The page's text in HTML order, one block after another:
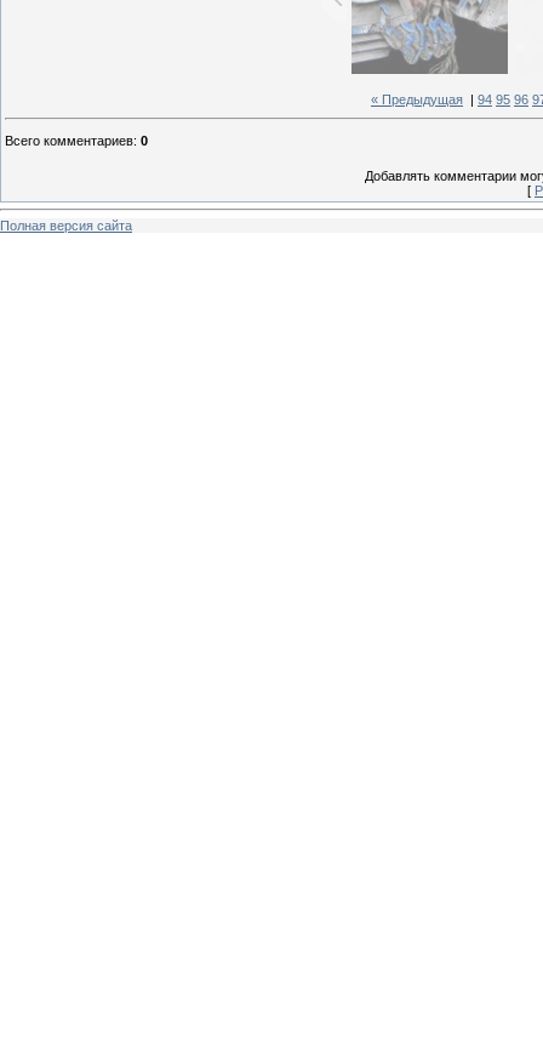
« Предыдущая 94 95 96
Всего комментариев: 0
Добавлять комментарии
[
Полная версия сайта